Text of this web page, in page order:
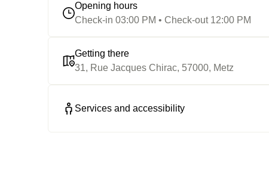
Opening hours
Check-in 03:00 PM • Check-out 12:00 PM
Getting there
31, Rue Jacques Chirac, 57000, Metz
Services and accessibility